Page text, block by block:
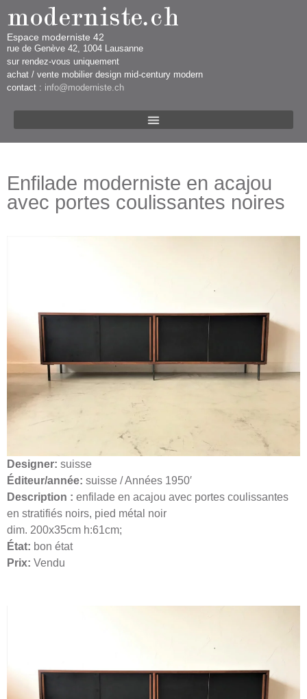
Espace moderniste 42
rue d​​​​e Genève 42, 1004 Lausanne​​
sur rendez-vous uniquement ​​​
​achat / vente mobilier design mid-century modern
contact : info@moderniste.ch
Enfilade moderniste en acajou
avec portes coulissantes noires
Designer: suisse
Éditeur/année: suisse / Années 1950′
Description : enfilade en acajou avec portes coulissantes
en stratifiés noirs, pied métal noir
dim. 200x35cm h:61cm;
État: bon état
Prix: Vendu